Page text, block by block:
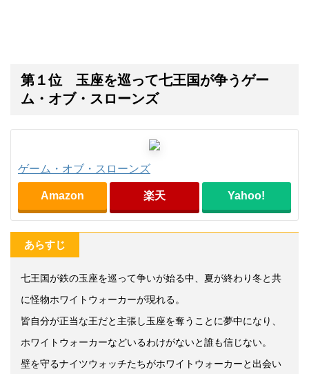
第１位 玉座を巡って七王国が争うゲー
ム・オブ・スローンズ
ゲーム・オブ・スローンズ
Amazon 楽天 Yahoo!
あらすじ
七王国が鉄の玉座を巡って争いが始る中、夏が終わり冬と共
に怪物ホワイトウォーカーが現れる。
皆自分が正当な王だと主張し玉座を奪うことに夢中になり、
ホワイトウォーカーなどいるわけがないと誰も信じない。
壁を守るナイツウォッチたちがホワイトウォーカーと出会い